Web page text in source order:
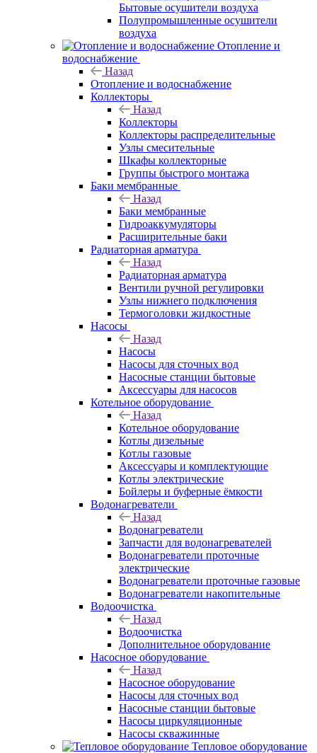
Бытовые осушители воздуха
Полупромышленные осушители
воздуха
Отопление и
водоснабжение
Назад
Отопление и водоснабжение
Коллекторы
Назад
Коллекторы
Коллекторы распределительные
Узлы смесительные
Шкафы коллекторные
Группы быстрого монтажа
Баки мембранные
Назад
Баки мембранные
Гидроаккумуляторы
Расширительные баки
Радиаторная арматура
Назад
Радиаторная арматура
Вентили ручной регулировки
Узлы нижнего подключения
Термоголовки жидкостные
Насосы
Назад
Насосы
Насосы для сточных вод
Насосные станции бытовые
Аксессуары для насосов
Котельное оборудование
Назад
Котельное оборудование
Котлы дизельные
Котлы газовые
Аксессуары и комплектующие
Котлы электрические
Бойлеры и буферные ёмкости
Водонагреватели
Назад
Водонагреватели
Запчасти для водонагревателей
Водонагреватели проточные
электрические
Водонагреватели проточные газовые
Водонагреватели накопительные
Водоочистка
Назад
Водоочистка
Дополнительное оборудование
Насосное оборудование
Назад
Насосное оборудование
Насосы для сточных вод
Насосные станции бытовые
Насосы циркуляционные
Насосы скважинные
Тепловое оборудование